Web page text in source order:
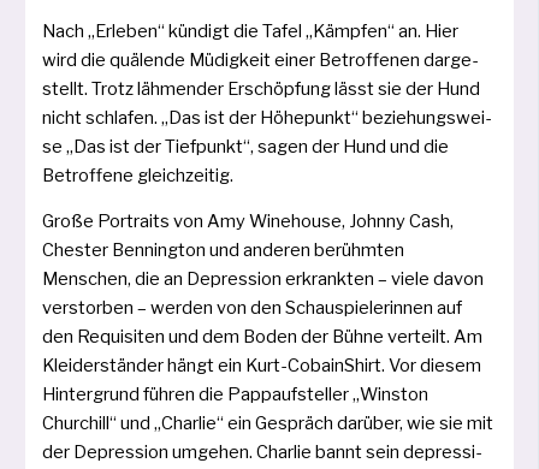
Nach „Erleben“ kün­digt die Tafel „Kämpfen“ an. Hier
wird die quä­len­de Müdigkeit einer Betroffenen dar­ge­
stellt. Trotz läh­men­der Erschöpfung lässt sie der Hund
nicht schla­fen. „Das ist der Höhepunkt“ bezie­hungs­wei­
se „Das ist der Tiefpunkt“, sagen der Hund und die
Betroffene gleichzeitig.
Große Portraits von Amy Winehouse, Johnny Cash,
Chester Bennington und ande­ren berühm­ten
Menschen, die an Depression erkrank­ten – vie­le davon
ver­stor­ben – wer­den von den Schauspielerinnen auf
den Requi­siten und dem Boden der Bühne ver­teilt. Am
Kleiderständer hängt ein Kurt­-Cobain­Shirt. Vor die­sem
Hintergrund füh­ren die Pappauf­steller „Winston
Churchill“ und „Charlie“ ein Gespräch dar­über, wie sie mit
der Depression umge­hen. Charlie bannt sein depres­si­